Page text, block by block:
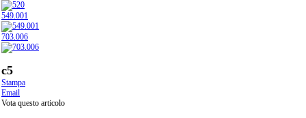
549.001
703.006
c5
Stampa
Email
Vota questo articolo